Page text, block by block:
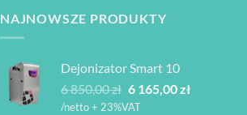
NAJNOWSZE PRODUKTY
Dejonizator Smart 10
6 850,00zł Pierwotna
cena
6 165,00złAktualna
/netto + 23%VAT